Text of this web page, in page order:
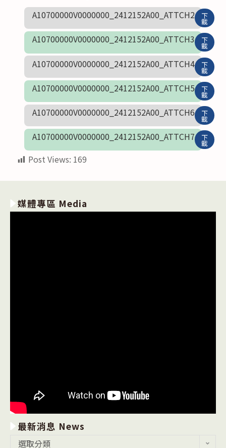
A10700000V0000000_2412152A00_ATTCH2
下
載
A10700000V0000000_2412152A00_ATTCH3 下
載
A10700000V0000000_2412152A00_ATTCH4 下
載
A10700000V0000000_2412152A00_ATTCH5 下
載
A10700000V0000000_2412152A00_ATTCH6 下
載
A10700000V0000000_2412152A00_ATTCH7 下
載
Post Views: 169
媒體專區 Media
最新消息 News
選取分類